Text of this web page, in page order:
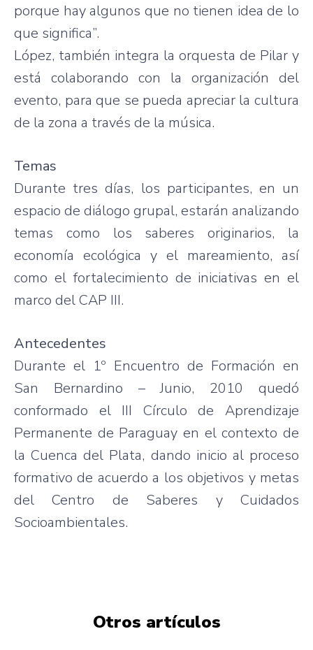
porque hay algunos que no tienen idea de lo
que significa”.
López, también integra la orquesta de Pilar y
está colaborando con la organización del
evento, para que se pueda apreciar la cultura
de la zona a través de la música.
Temas
Durante tres días, los participantes, en un
espacio de diálogo grupal, estarán analizando
temas como los saberes originarios, la
economía ecológica y el mareamiento, así
como el fortalecimiento de iniciativas en el
marco del CAP III.
Antecedentes
Durante el 1º Encuentro de Formación en
San Bernardino – Junio, 2010 quedó
conformado el III Círculo de Aprendizaje
Permanente de Paraguay en el contexto de
la Cuenca del Plata, dando inicio al proceso
formativo de acuerdo a los objetivos y metas
del Centro de Saberes y Cuidados
Socioambientales.
Otros artículos